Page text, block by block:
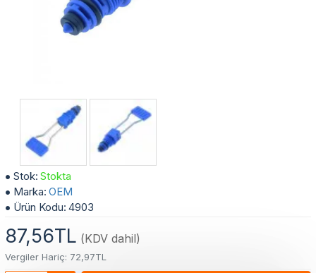
Stok: Stokta
Marka: OEM
Ürün Kodu: 4903
87,56TL (KDV dahil)
Vergiler Hariç: 72,97TL